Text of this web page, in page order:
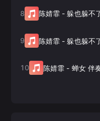
8 陈婧霏 -躲也躲不
9 陈婧霏 -躲也躲不
10 陈婧霏 - 蝉女 伴